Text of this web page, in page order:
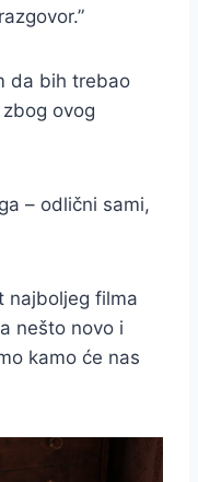
da bih trebao
ovog
– odlični sami,
najboljeg filma
nešto novo i
kamo će nas